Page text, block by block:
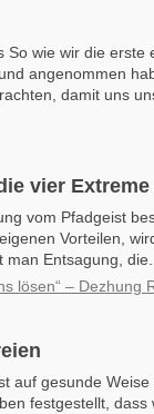
So wie wir die erste
angenommen
damit uns
vier
vom Pfadgeist
Vorteilen,
Entsagung, die...
lösen“ – Dezhung
auf gesunde Weise
festgestellt, dass